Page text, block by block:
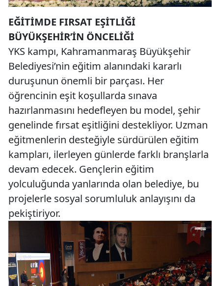
EĞİTİMDE FIRSAT EŞİTLİĞİ
BÜYÜKŞEHİR’İN ÖNCELİĞİ
YKS kampı, Kahramanmaraş Büyükşehir
Belediyesi’nin eğitim alanındaki kararlı
duruşunun önemli bir parçası. Her
öğrencinin eşit koşullarda sınava
hazırlanmasını hedefleyen bu model, şehir
genelinde fırsat eşitliğini destekliyor. Uzman
eğitmenlerin desteğiyle sürdürülen eğitim
kampları, ilerleyen günlerde farklı branşlarla
devam edecek. Gençlerin eğitim
yolculuğunda yanlarında olan belediye, bu
projelerle sosyal sorumluluk anlayışını da
pekiştiriyor.